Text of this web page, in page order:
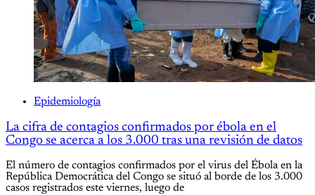
Epidemiología
La cifra de contagios confirmados por ébola en el
Congo se acerca a los 3.000 tras una revisión de datos
El número de contagios confirmados por el virus del Ébola en la
República Democrática del Congo se situó al borde de los 3.000
casos registrados este viernes, luego de